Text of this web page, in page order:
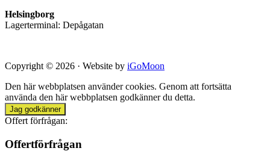
Helsingborg
Lagerterminal: Depågatan
Copyright © 2026 · Website by iGoMoon
Den här webbplatsen använder cookies. Genom att fortsätta
använda den här webbplatsen godkänner du detta.
Jag godkänner
Offert förfrågan:
Offertförfrågan